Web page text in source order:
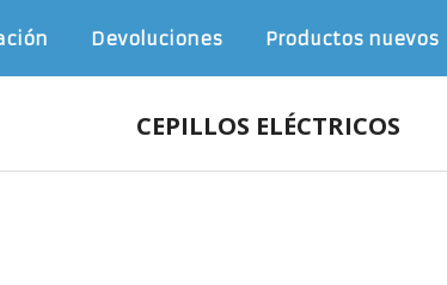
Devoluciones Productos nuevos
CEPILLOS ELÉCTRICOS